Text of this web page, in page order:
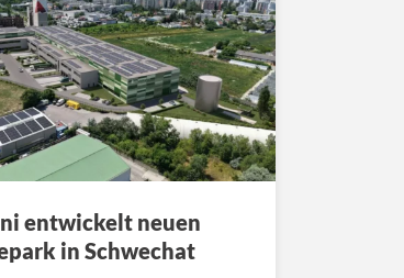
entwickelt neuen
in Schwechat